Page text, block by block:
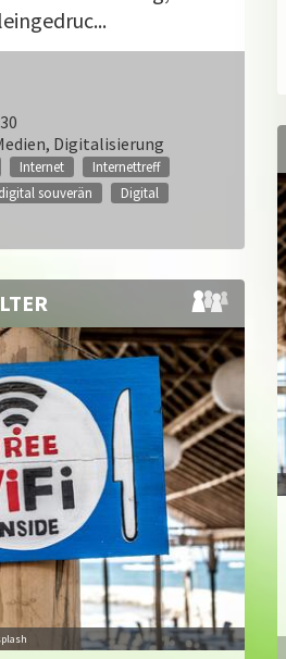
Digitalisierung
Internet
Internettreff
digital souverän
Digital